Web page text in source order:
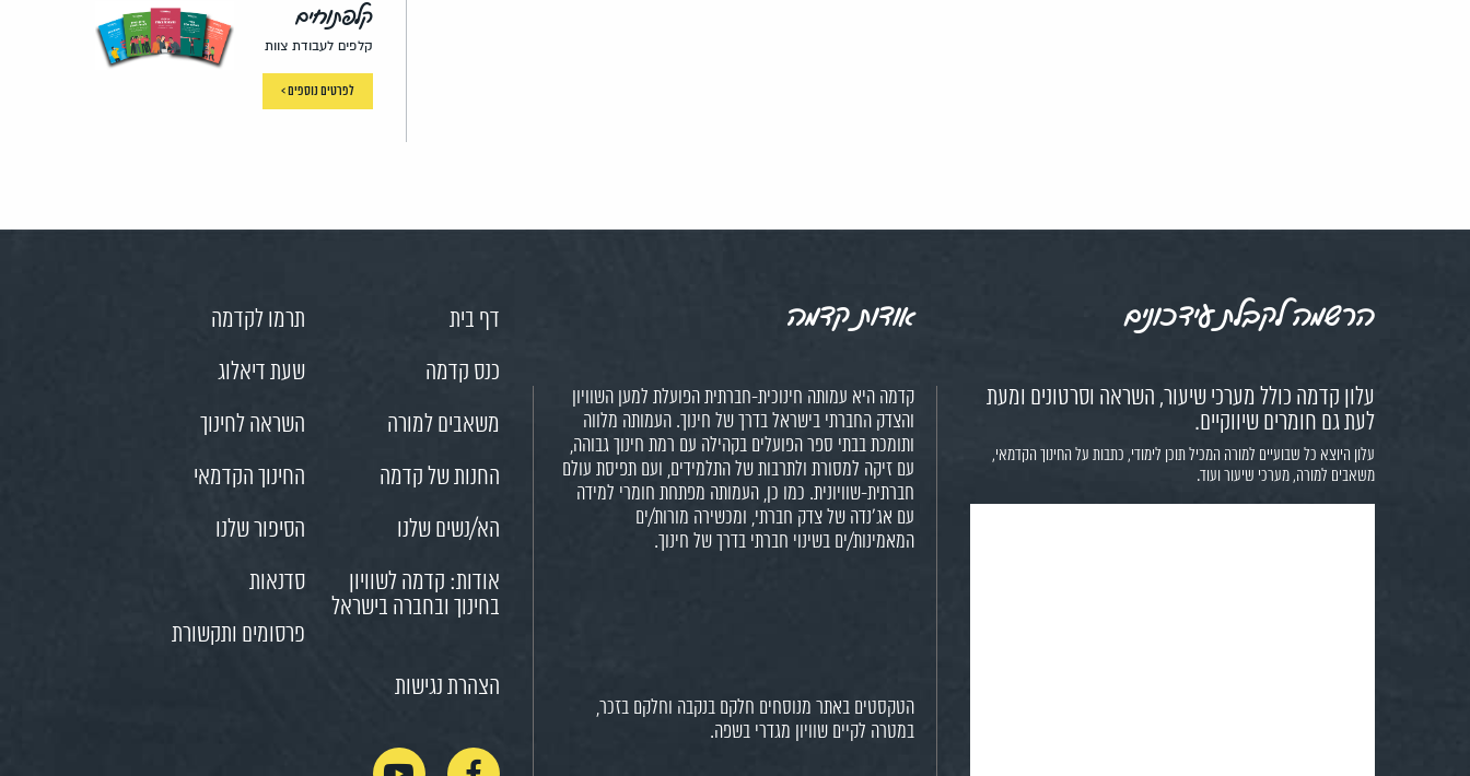
קלפתוחים
קלפים לעבודת צוות
לפרטים נוספים >
הרשמה לקבלת עידכונים
עלון קדמה כולל מערכי שיעור, השראה וסרטונים ומעת
לעת גם חומרים שיווקיים.
עלון היוצא כל שבועיים למורה המכיל תוכן לימודי, כתבות על החינוך הקדמאי,
משאבים למורה, מערכי שיעור ועוד.
אודות קדמה
קדמה היא עמותה חינוכית-חברתית הפועלת למען השוויון
והצדק החברתי בישראל בדרך של חינוך. העמותה מלווה
ותומכת בבתי ספר הפועלים בקהילה עם רמת חינוך גבוהה,
עם זיקה למסורת ולתרבות של התלמידים, ועם תפיסת עולם
חברתית-שוויונית. כמו כן, העמותה מפתחת חומרי למידה
עם אג'נדה של צדק חברתי, ומכשירה מורות/ים
המאמינות/ים בשינוי חברתי בדרך של חינוך.
הטקסטים באתר מנוסחים חלקם בנקבה וחלקם בזכר,
במטרה לקיים שוויון מגדרי בשפה.
דף בית
תרמו לקדמה
כנס קדמה
שעת דיאלוג
משאבים למורה
השראה לחינוך
החנות של קדמה
החינוך הקדמאי
הא/נשים שלנו
הסיפור שלנו
אודות: קדמה לשוויון
בחינוך ובחברה בישראל
סדנאות
פרסומים ותקשורת
הצהרת נגישות